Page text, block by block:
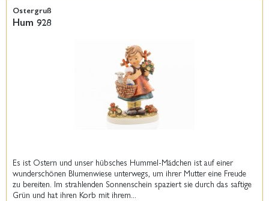
Ostergruß
Hum 928
Es ist Ostern und unser hübsches Hummel-Mädchen ist auf einer
wunderschönen Blumenwiese unterwegs, um ihrer Mutter eine Freude
zu bereiten. Im strahlenden Sonnenschein spaziert sie durch das saftige
Grün und hat ihren Korb mit ihrem...